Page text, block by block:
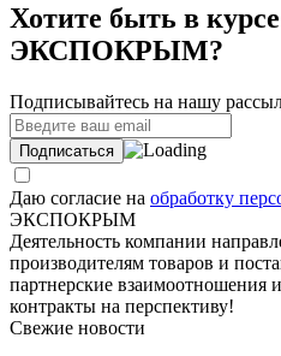
Хотите быть в
ЭКСПОКРЫМ?
Подписывайтесь на нашу
Даю согласие на обработку
ЭКСПОКРЫМ
Деятельность компании
производителям товаров и
партнерские взаимоотношения
контракты на перспективу!
Свежие новости